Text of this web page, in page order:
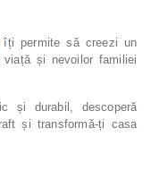
permite să creezi un
și nevoilor familiei
și durabil, descoperă
și transformă-ți casa